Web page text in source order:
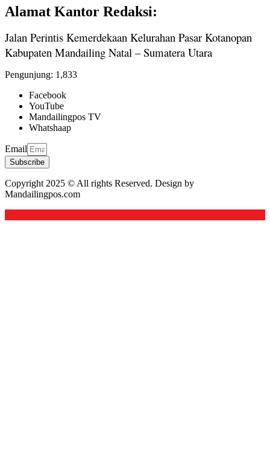
Alamat Kantor Redaksi:
Jalan Perintis Kemerdekaan Kelurahan Pasar Kotanopan
Kabupaten Mandailing Natal – Sumatera Utara
Pengunjung: 1,833
Facebook
YouTube
Mandailingpos TV
Whatshaap
Email
Subscribe
Copyright 2025 © All rights Reserved. Design by
Mandailingpos.com